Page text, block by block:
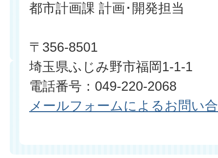
都市計画課 計画･開発担当
〒356-8501
埼玉県ふじみ野市福岡1-1-1
電話番号：049-220-2068
メールフォームによるお問い